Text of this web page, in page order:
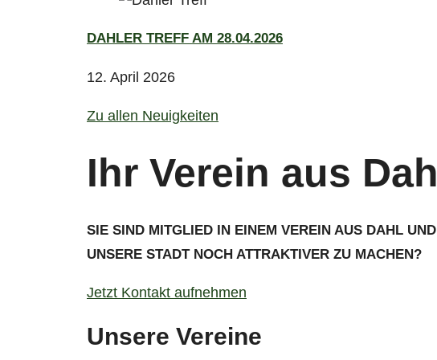
DAHLER TREFF AM 28.04.2026
12. April 2026
Zu allen Neuigkeiten
Ihr Verein aus
SIE SIND MITGLIED IN EINEM VEREIN AUS DAHL
UNSERE STADT NOCH ATTRAKTIVER ZU MACHEN?
Jetzt Kontakt aufnehmen
Unsere Vereine